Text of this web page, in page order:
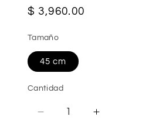
Precio
$ 3,960.00
Tamaño
45 cm
Cantidad
Reducir
Aumentar